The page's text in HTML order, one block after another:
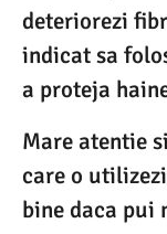
deteriorezi
indicat sa
a proteja
Mare atentie
care o
bine daca pui